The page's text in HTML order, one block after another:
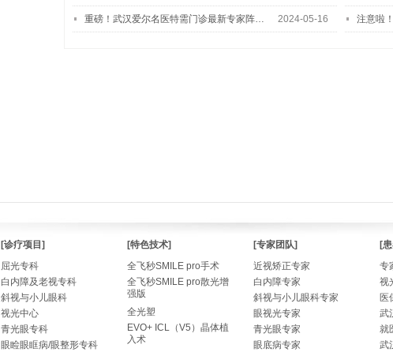
重磅！武汉爱尔名医特需门诊最新专家阵… 2024-05-16 注意啦
[诊疗项目]
屈光专科
白内障及老视专科
斜视与小儿眼科
视光中心
青光眼专科
眼睑眼眶病/眼整形专科
[特色技术]
全飞秒SMILE pro手术
全飞秒SMILE pro散光增
强版
全光塑
EVO+ ICL（V5）晶体植
入术
[专家团队]
近视矫正专家
白内障专家
斜视与小儿眼科专家
眼视光专家
青光眼专家
眼底病专家
[
专
视
医
武
就
武